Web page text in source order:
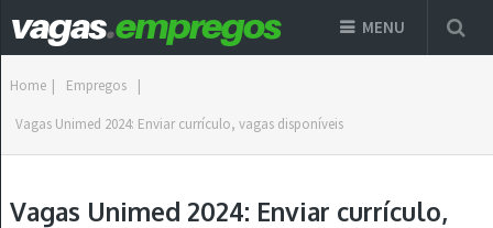
MENU
Home | Empregos |
Vagas Unimed 2024: Enviar currículo, vagas disponíveis
Vagas Unimed 2024: Enviar currículo,